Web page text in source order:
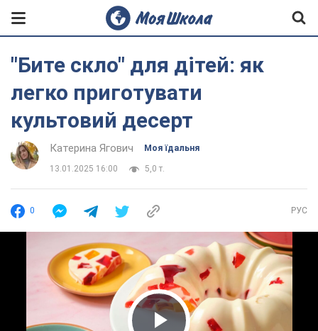
"Бите скло" для дітей: як
легко приготувати
культовий десерт
Катерина Ягович Моя їдальня
13.01.2025 16:00 5,0 т.
0 РУС